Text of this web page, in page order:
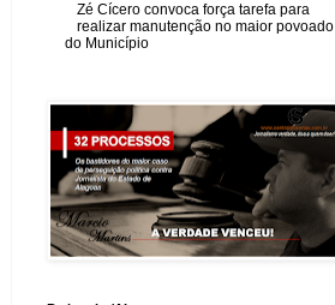
Zé Cícero convoca força tarefa para
realizar manutenção no maior povoado
do Município